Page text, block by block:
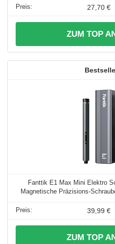
27,70 €
ZUM TOP
Fanttik E1 Max Mini Elektro
Magnetische Präzisions-
39,99 €
ZUM TOP